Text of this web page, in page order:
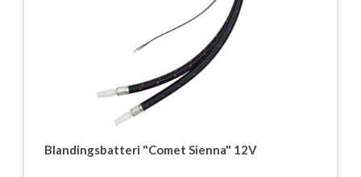
Blandingsbatteri "Comet Sienna" 12V